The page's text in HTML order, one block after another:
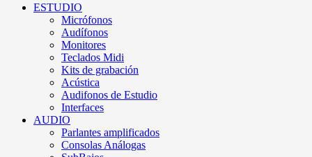
ESTUDIO
Micrófonos
Audífonos
Monitores
Teclados Midi
Kits de grabación
Acústica
Audifonos de Estudio
Interfaces
AUDIO
Parlantes amplificados
Consolas Análogas